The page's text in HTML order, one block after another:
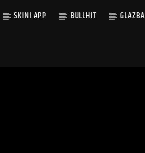
SKINI APP BULLHIT GLAZBA